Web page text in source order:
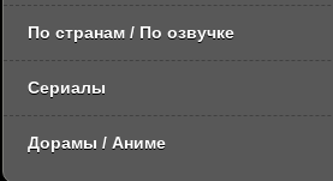
По странам / По озвучке
Сериалы
Дорамы / Аниме